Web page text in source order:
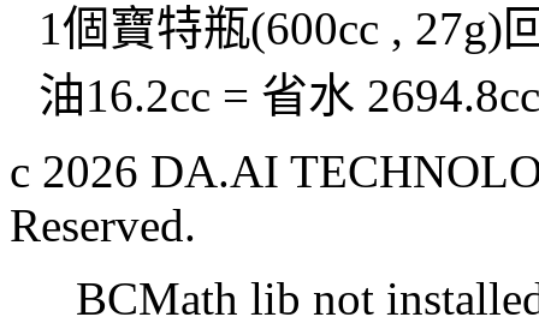
1個寶特瓶(600cc , 27g)
油16.2cc = 省水
c 2026 DA.AI
Reserved.
BCMath lib not